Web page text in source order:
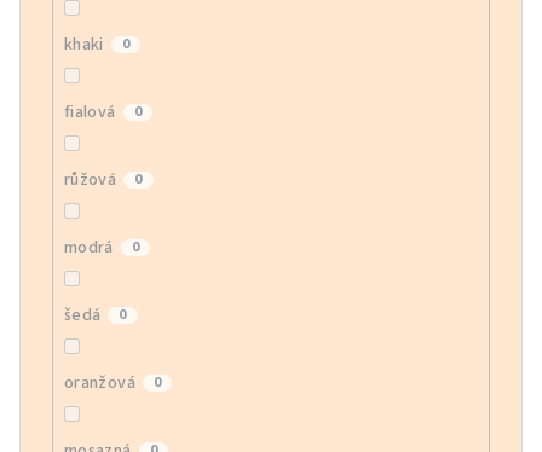
khaki 0
fialová 0
růžová 0
modrá 0
šedá 0
oranžová 0